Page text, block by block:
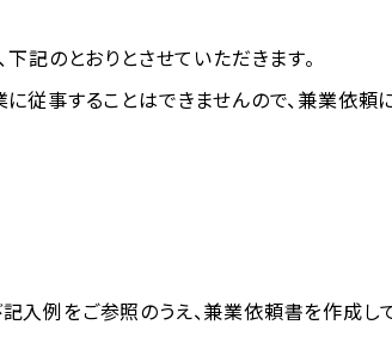
記のとおりとさせていただきます。
従事することはできませんので、兼業依頼
ご参照のうえ、兼業依頼書を作成して